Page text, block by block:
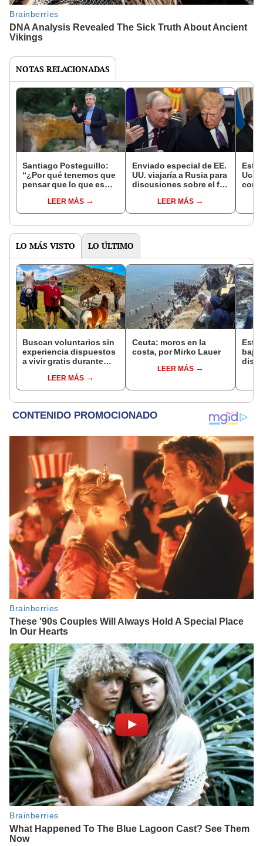
NOTAS RELACIONADAS
Santiago Posteguillo:
“¿Por qué tenemos que
pensar que lo que es
parte del canon
literario?”
LEER MÁS
Enviado especial de EE.
UU. viajaría a Rusia para
discusiones sobre el fin
LEER MÁS
LO MÁS VISTO LO ÚLTIMO
Buscan voluntarios sin
experiencia dispuestos
a vivir gratis durante
cuidar caballos, burros
y otros animales
LEER MÁS
Ceuta: moros en la
costa, por Mirko Lauer
LEER MÁS
Este
bajo